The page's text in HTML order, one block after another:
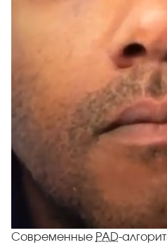
Современные PAD-